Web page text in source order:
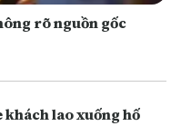
rõ nguồn gốc
khách lao xuống hố